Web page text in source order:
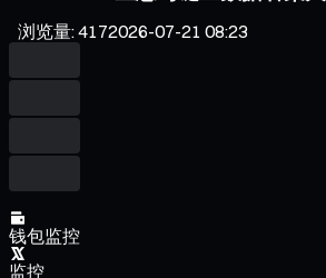
浏览量:4172026-07-21 08:23
钱包监控
监控